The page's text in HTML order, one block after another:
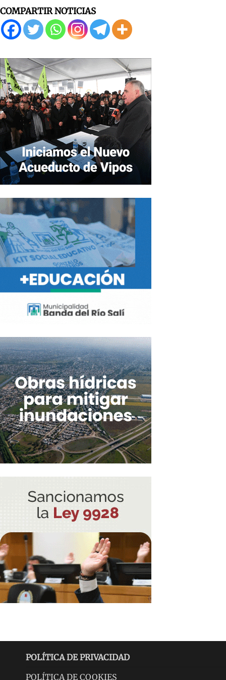
COMPARTIR NOTICIAS
POLÍTICA DE PRIVACIDAD
POLÍTICA DE COOKIES